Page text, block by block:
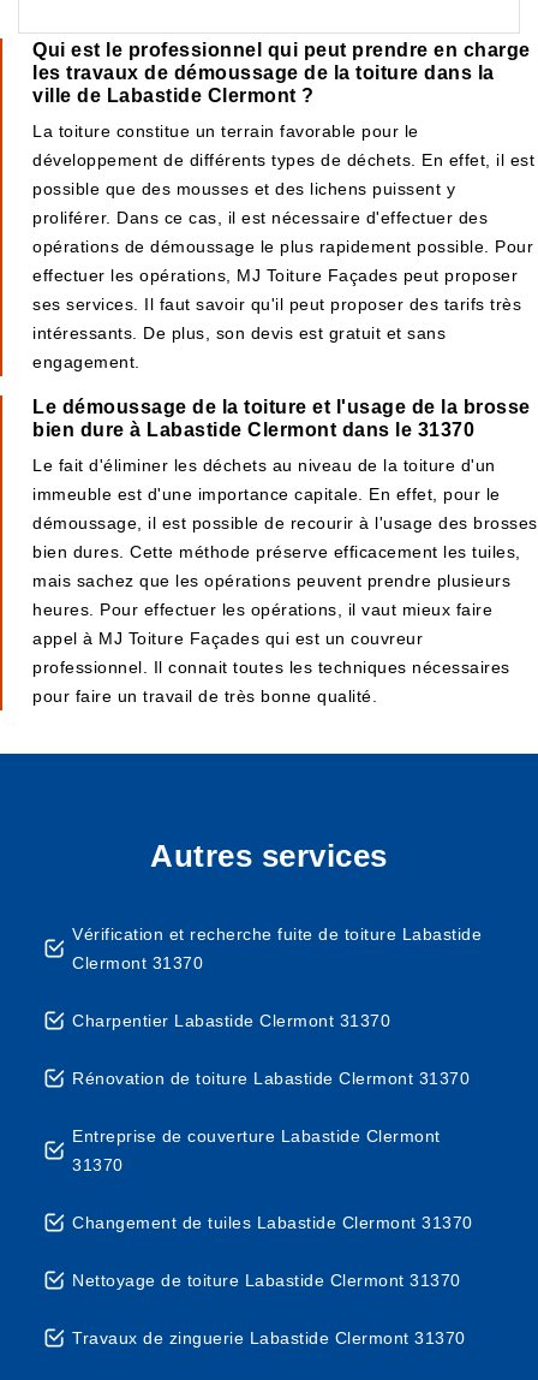
Qui est le professionnel qui peut prendre en charge
les travaux de démoussage de la toiture dans la
ville de Labastide Clermont ?
La toiture constitue un terrain favorable pour le
développement de différents types de déchets. En effet, il est
possible que des mousses et des lichens puissent y
proliférer. Dans ce cas, il est nécessaire d'effectuer des
opérations de démoussage le plus rapidement possible. Pour
effectuer les opérations, MJ Toiture Façades peut proposer
ses services. Il faut savoir qu'il peut proposer des tarifs très
intéressants. De plus, son devis est gratuit et sans
engagement.
Le démoussage de la toiture et l'usage de la brosse
bien dure à Labastide Clermont dans le 31370
Le fait d'éliminer les déchets au niveau de la toiture d'un
immeuble est d'une importance capitale. En effet, pour le
démoussage, il est possible de recourir à l'usage des brosses
bien dures. Cette méthode préserve efficacement les tuiles,
mais sachez que les opérations peuvent prendre plusieurs
heures. Pour effectuer les opérations, il vaut mieux faire
appel à MJ Toiture Façades qui est un couvreur
professionnel. Il connait toutes les techniques nécessaires
pour faire un travail de très bonne qualité.
Autres services
Vérification et recherche fuite de toiture Labastide
Clermont 31370
Charpentier Labastide Clermont 31370
Rénovation de toiture Labastide Clermont 31370
Entreprise de couverture Labastide Clermont
31370
Changement de tuiles Labastide Clermont 31370
Nettoyage de toiture Labastide Clermont 31370
Travaux de zinguerie Labastide Clermont 31370